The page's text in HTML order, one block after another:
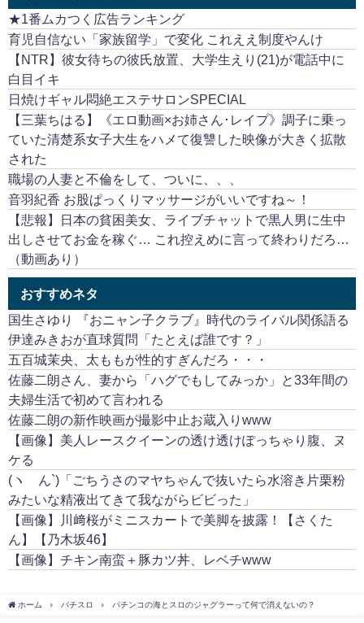
★1番ムカつく広告ランキング
育児自信ない「家族留学」で変化 これええ制度やんけ
【NTR】彼女待ちの彼氏放置、大学生えり(21)が電話中に
白目イキ
日焼けギャル悶絶エステサロンSPECIAL
【三葉ちはる】《エロ動画×お姉さん･レイプ》調子に乗っ
ていた清楚系女子大生をハメて復讐した映像が大きく拡散
された
職場の人妻と不倫をして、ついに、、、
音羽紀香 お股ぱっくりマッサージがいいですね～！
【悲報】日本の貧困美女、ライブチャットで黒人男に生中
出しさせてお金を稼ぐ… これ控えめに言って終わりだろ…
（動画あり）
おすすめネタ
国生さゆり 『おニャン子クラブ』時代のライバル関係語る
伊達みきおが直球質問「たとえば誰です？」
五百城茉央、太ももが性的すぎんだろ・・・
佐藤二朗さん、妻から「ハグでもしてみっか」と33年間の
夫婦生活で初めて言われる
佐藤二朗の新作映画が撮影中止お蔵入りwww
【画像】美人レースクイーンの透け透けぽっちゃり腹、ヌ
ケる
(ヽ´ん`)「ごちうさのマヤちゃんで抜いたら水溶き片栗粉
みたいな精液出てきて我ながらビビった」
【画像】川﨑桜がミニスカートで美脚を披露！【さくた
ん】【乃木坂46】
【画像】チキン南蛮＋豚カツ丼、レベチwww
ホーム パチスロ パチンコの海とスロのジャグラーって何で消えないの？